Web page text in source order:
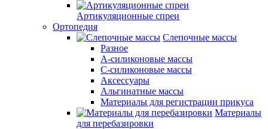
Артикуляционные спреи
Ортопедия
Слепочные массы
Разное
А-силиконовые массы
С-силиконовые массы
Аксессуары
Альгинатные массы
Материалы для регистрации прикуса
Материалы
для перебазировки